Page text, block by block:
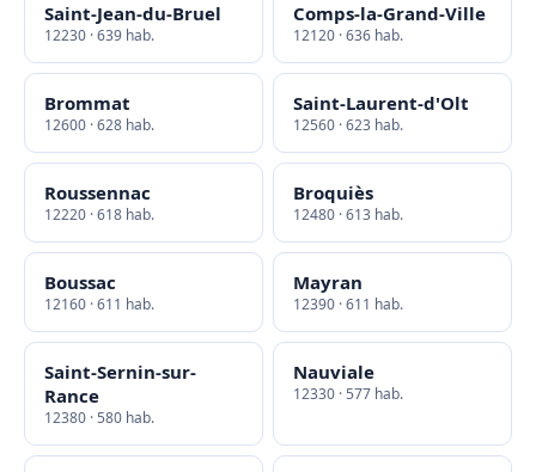
Saint-Jean-du-Bruel
12230 · 639 hab.
Comps-la-Grand-Ville
12120 · 636 hab.
Brommat
12600 · 628 hab.
Saint-Laurent-d'Olt
12560 · 623 hab.
Roussennac
12220 · 618 hab.
Broquiès
12480 · 613 hab.
Boussac
12160 · 611 hab.
Mayran
12390 · 611 hab.
Saint-Sernin-sur-
Rance
12380 · 580 hab.
Nauviale
12330 · 577 hab.